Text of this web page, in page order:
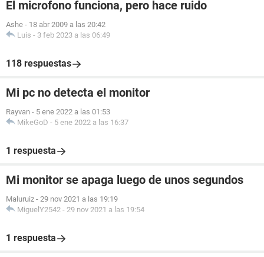
El microfono funciona, pero hace ruido
Ashe - 18 abr 2009 a las 20:42
Luis - 3 feb 2023 a las 06:49
118 respuestas
Mi pc no detecta el monitor
Rayvan - 5 ene 2022 a las 01:53
MikeGoD - 5 ene 2022 a las 16:37
1 respuesta
Mi monitor se apaga luego de unos segundos
Maluruiz - 29 nov 2021 a las 19:19
MiguelY2542 - 29 nov 2021 a las 19:54
1 respuesta